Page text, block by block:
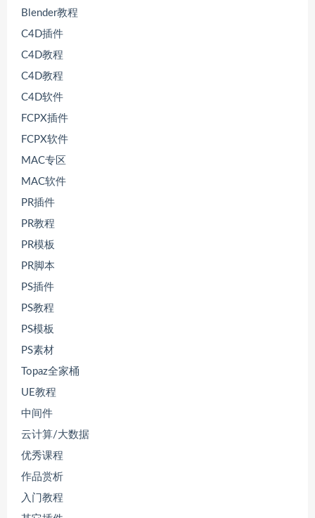
Blender教程
C4D插件
C4D教程
C4D教程
C4D软件
FCPX插件
FCPX软件
MAC专区
MAC软件
PR插件
PR教程
PR模板
PR脚本
PS插件
PS教程
PS模板
PS素材
Topaz全家桶
UE教程
中间件
云计算/大数据
优秀课程
作品赏析
入门教程